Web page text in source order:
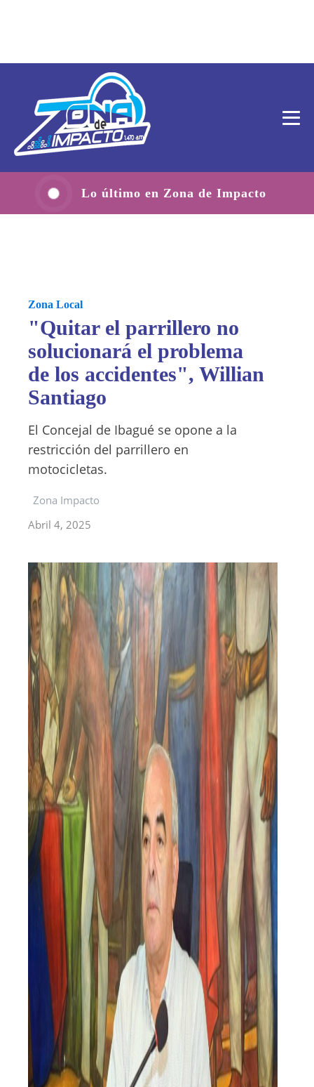
Lo último en Zona de Impacto
Zona Local
"Quitar el parrillero no
solucionará el problema
de los accidentes", Willian
Santiago
El Concejal de Ibagué se opone a la
restricción del parrillero en
motocicletas.
Zona Impacto
Abril 4, 2025